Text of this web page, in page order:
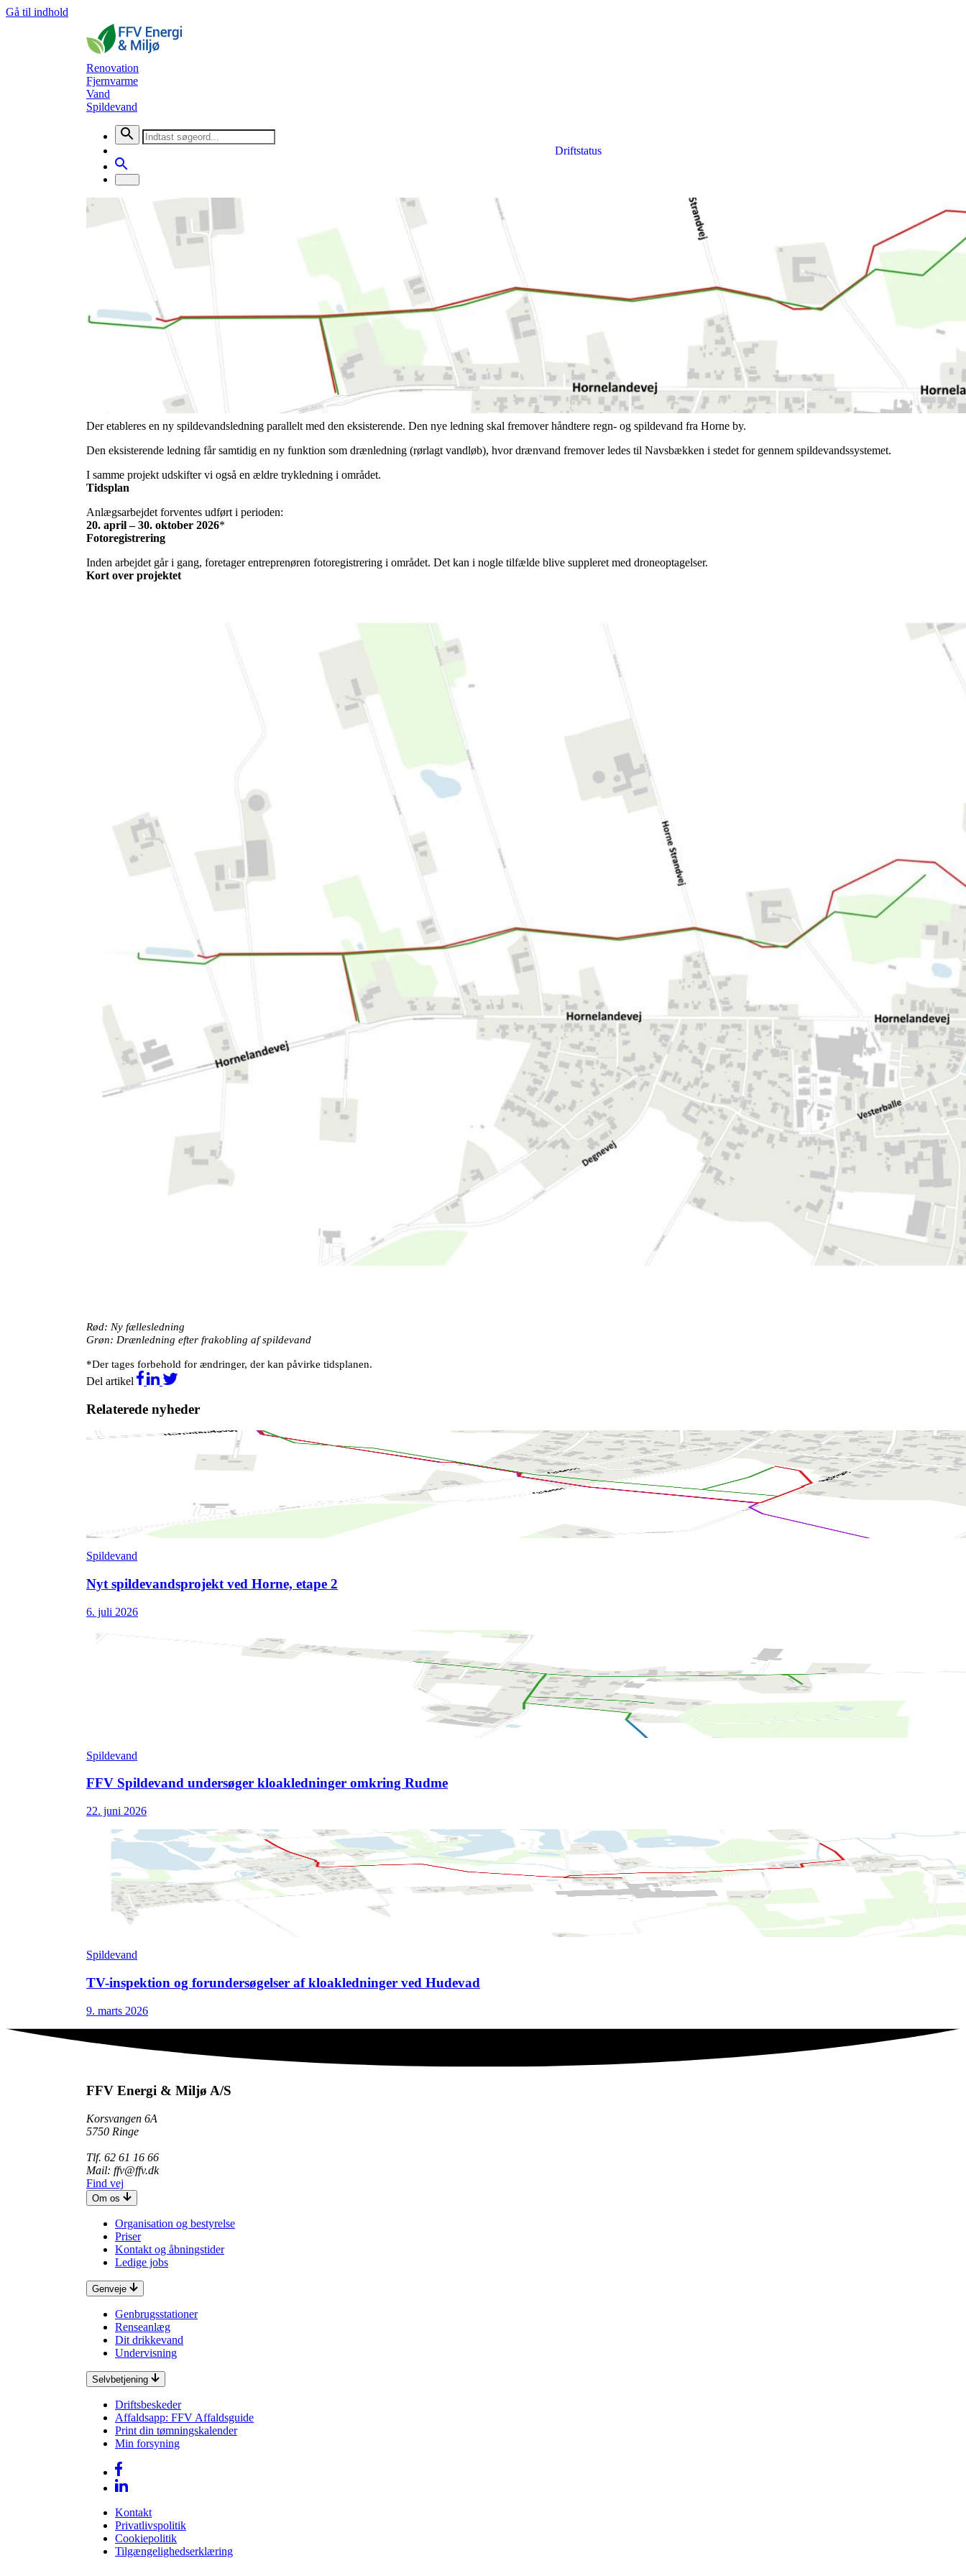
Gå til indhold
Renovation
Fjernvarme
Vand
Spildevand
Driftstatus
Nyheder
Nyt spildevandsprojekt ved Horne
Fra 20. april til 30. oktober etablerer FFV Spildevand en ny spildevandsledning ved Horne for at sikre en mere hensigtsmæssig håndtering af spildevand og drænvand.
FFV Spildevand går i gang med et større projekt ved Horne, hvor vi etablerer en ny spildevandsledning. Formålet er at håndtere spildevand og drænvand mere hensigtsmæssigt fremover.
I dag ledes begge dele gennem det samme system. Med den nye løsning bliver det muligt at håndtere vandet mere effektivt – til gavn for både drift og miljø.
Projektet er blevet muligt, fordi Faaborg-Midtfyn Kommune har tilvejebragt det nødvendige plangrundlag.
Hvad skal der ske?
Der etableres en ny spildevandsledning parallelt med den eksisterende. Den nye ledning skal fremover håndtere regn- og spildevand fra Horne by.
Den eksisterende ledning får samtidig en ny funktion som drænledning (rørlagt vandløb), hvor drænvand fremover ledes til Navsbækken i stedet for gennem spildevandssystemet.
I samme projekt udskifter vi også en ældre trykledning i området.
Tidsplan
Anlægsarbejdet forventes udført i perioden:
20. april – 30. oktober 2026*
Fotoregistrering
Inden arbejdet går i gang, foretager entreprenøren fotoregistrering i området. Det kan i nogle tilfælde blive suppleret med droneoptagelser.
Kort over projektet
Rød: Ny fællesledning
Grøn: Drænledning efter frakobling af spildevand
*Der tages forbehold for ændringer, der kan påvirke tidsplanen.
Del artikel
Relaterede nyheder
Spildevand
Nyt spildevandsprojekt ved Horne, etape 2
6. juli 2026
Spildevand
FFV Spildevand undersøger kloakledninger omkring Rudme
22. juni 2026
Spildevand
TV-inspektion og forundersøgelser af kloakledninger ved Hudevad
9. marts 2026
FFV Energi & Miljø A/S
Korsvangen 6A
5750 Ringe
Tlf. 62 61 16 66
Mail: ffv@ffv.dk
Find vej
Om os
Organisation og bestyrelse
Priser
Kontakt og åbningstider
Ledige jobs
Genveje
Genbrugsstationer
Renseanlæg
Dit drikkevand
Undervisning
Selvbetjening
Driftsbeskeder
Affaldsapp: FFV Affaldsguide
Print din tømningskalender
Min forsyning
Kontakt
Privatlivspolitik
Cookiepolitik
Tilgængelighedserklæring